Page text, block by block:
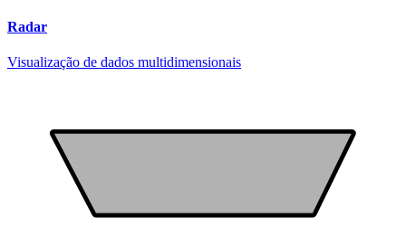
Radar
Visualização de dados multidimensionais